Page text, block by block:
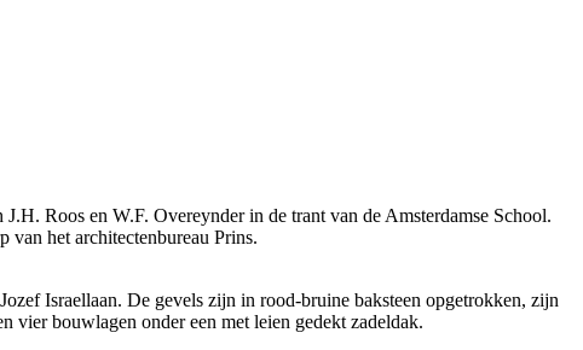
Roos en W.F. Overeynder in de trant van de Amsterdamse School.
van het architectenbureau Prins.
Israellaan. De gevels zijn in rood-bruine baksteen opgetrokken, zijn
vier bouwlagen onder een met leien gedekt zadeldak.